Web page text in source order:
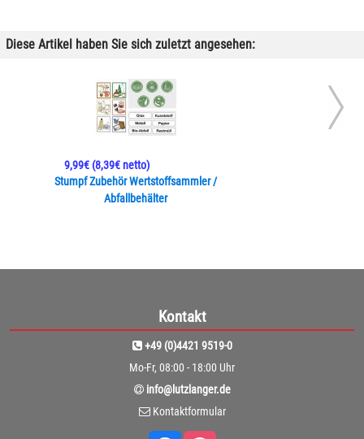
Diese Artikel haben Sie sich zuletzt angesehen:
Stumpf Zubehör Wertstoffsammler /
Abfallbehälter
9,99€(8,39€ netto)
Kontakt
+49 (0)4421 9519-0
Mo-Fr, 08:00 - 18:00 Uhr
info@lutzlanger.de
Kontaktformular